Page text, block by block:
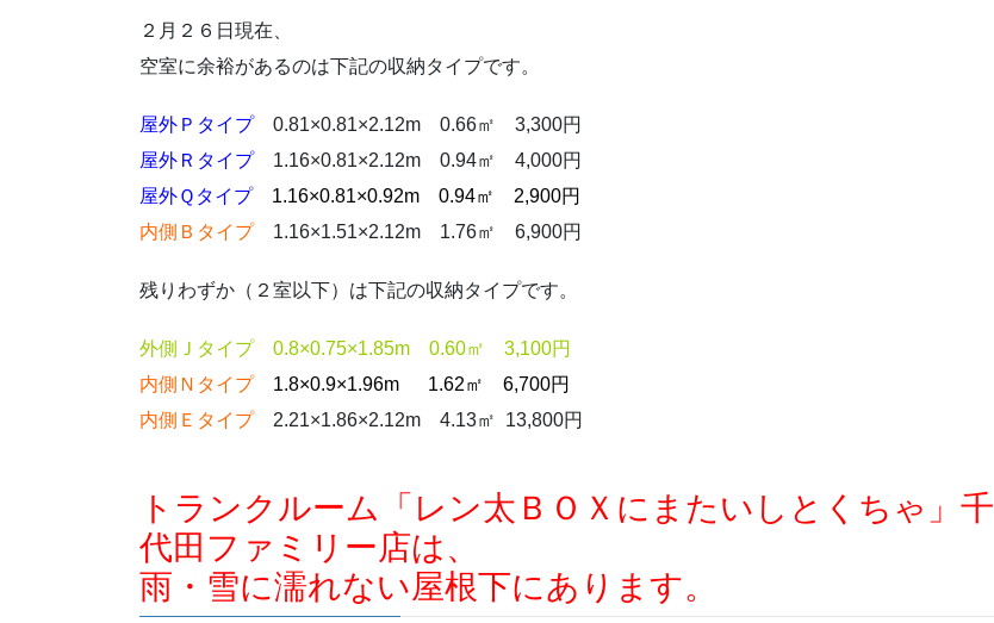
２月２６日現在、
空室に余裕があるのは下記の収納タイプです。
屋外Ｐタイプ0.81×0.81×2.12m 0.66㎡ 3,300円
屋外Ｒタイプ 1.16×0.81×2.12m 0.94㎡ 4,000円
屋外Ｑタイプ
1.16×0.81×0.92m 0.94㎡ 2,900円
内側Ｂタイプ1.16×1.51×2.12m 1.76㎡ 6,900円
残りわずか（２室以下）は下記の収納タイプです。
外側Ｊタイプ 0.8×0.75×1.85m 0.60㎡ 3,100円
内側Ｎタイプ 1.8×0.9×1.96m 1.62㎡ 6,700円
内側Ｅタイプ2.21×1.86×2.12m 4.13㎡ 13,800円
トランクルーム「レン太ＢＯＸにまたいしとくちゃ」千
代田ファミリー店は、
雨・雪に濡れない屋根下にあります。